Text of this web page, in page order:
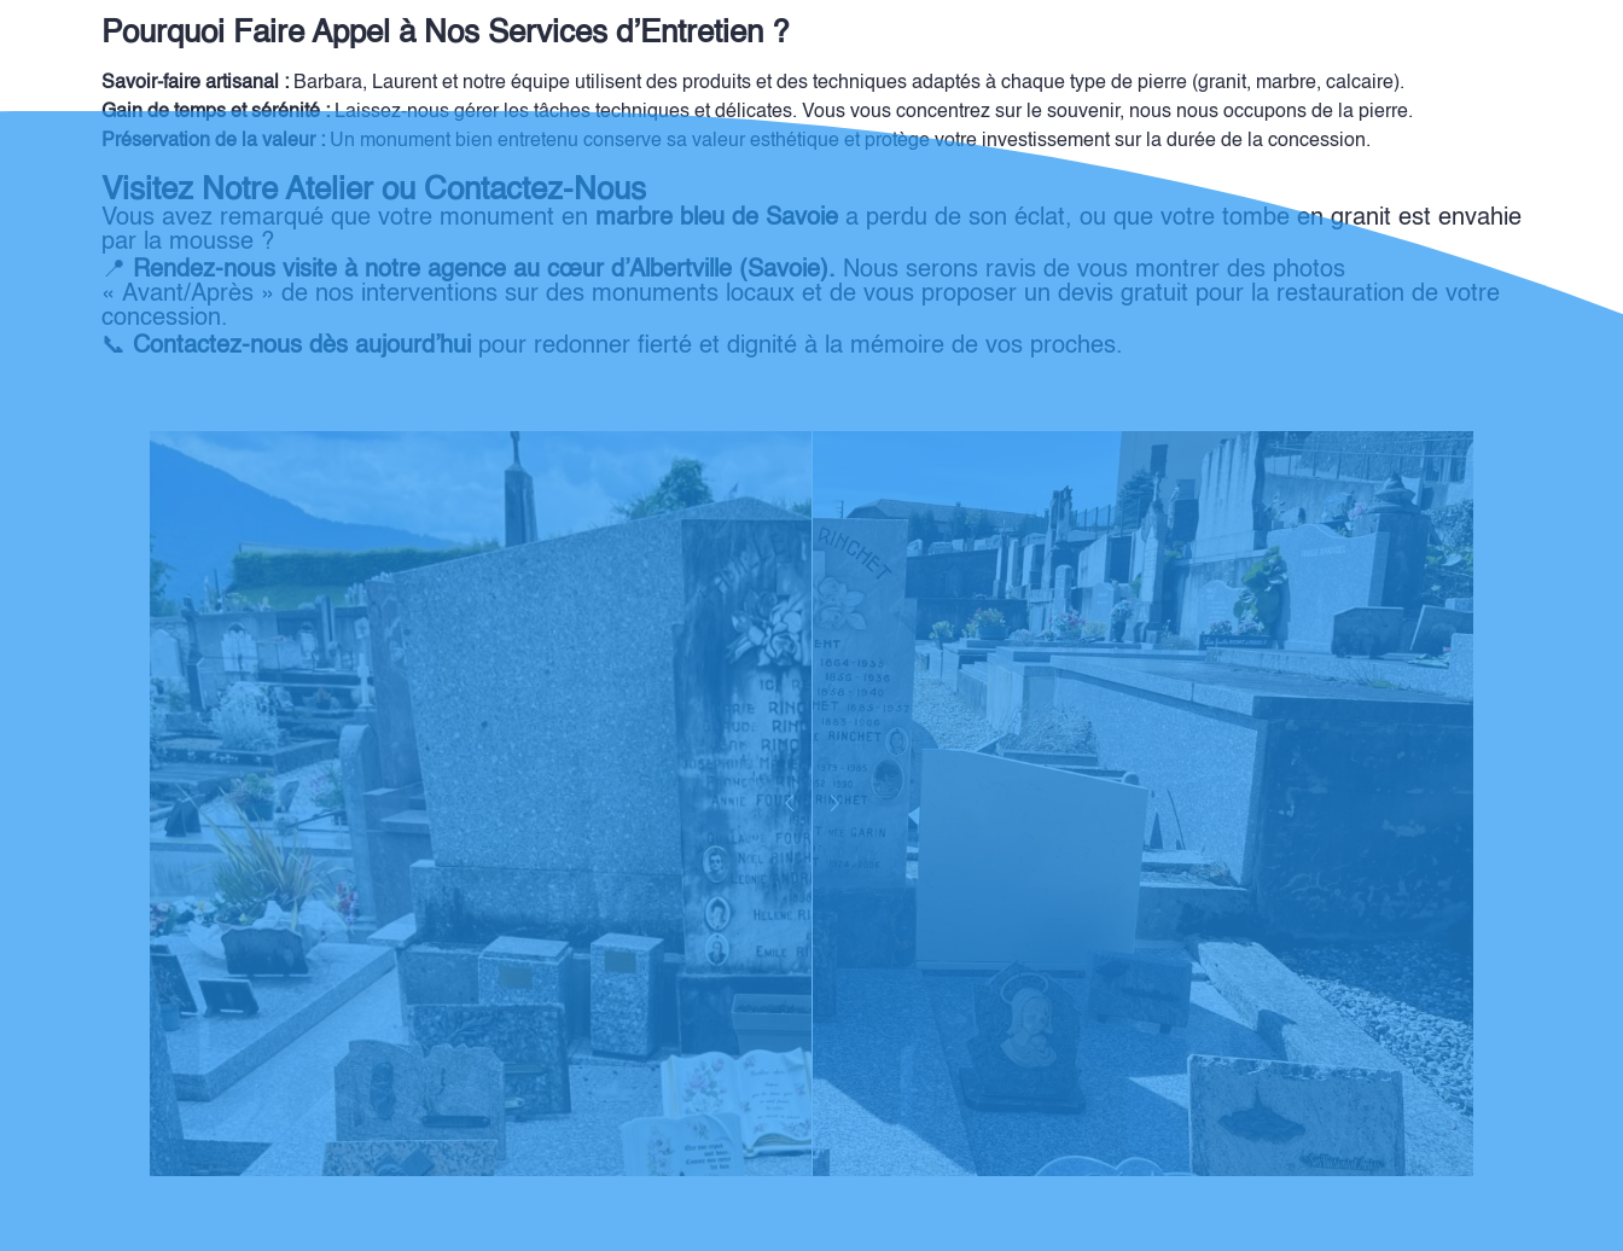
Pourquoi Faire Appel à Nos Services d’Entretien ?
Savoir-faire artisanal : Barbara, Laurent et notre équipe utilisent des produits et des techniques adaptés à chaque type de pierre (granit, marbre, calcaire).
Gain de temps et sérénité :Laissez-nous gérer les tâches techniques et délicates. Vous vous concentrez sur le souvenir, nous nous occupons de la pierre.
Préservation de la valeur : Un monument bien entretenu conserve sa valeur esthétique et protège votre investissement sur la durée de la concession.
Visitez Notre Atelier ou Contactez-Nous
Vous avez remarqué que votre monument en marbre bleu de Savoie a perdu de son éclat, ou que votre tombe en granit est envahie
par la mousse ?
📍 Rendez-nous visite à notre agence au cœur d’Albertville (Savoie). Nous serons ravis de vous montrer des photos
« Avant/Après » de nos interventions sur des monuments locaux et de vous proposer un devis gratuit pour la restauration de votre
concession.
📞 Contactez-nous dès aujourd’hui pour redonner fierté et dignité à la mémoire de vos proches.